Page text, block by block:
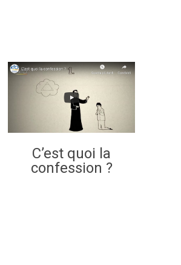
C’est quoi la
confession ?